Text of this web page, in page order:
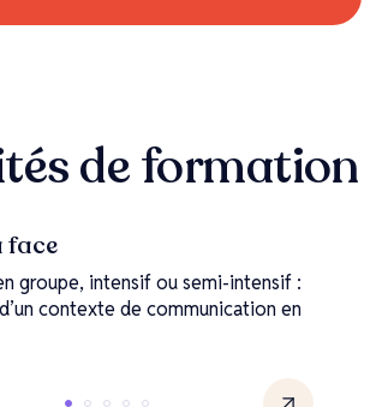
de formation
face
groupe, intensif ou semi-intensif :
contexte de communication en